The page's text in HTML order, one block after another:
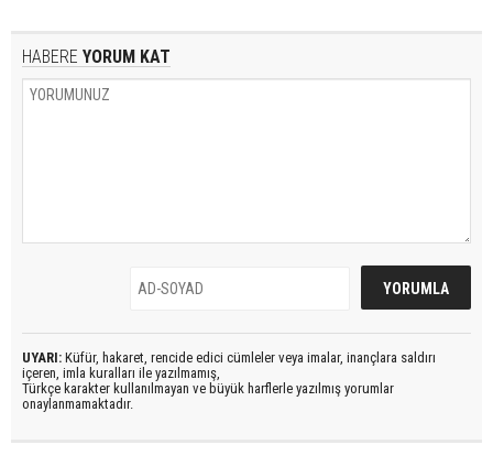
HABERE YORUM KAT
UYARI: Küfür, hakaret, rencide edici cümleler veya imalar, inançlara saldırı
içeren, imla kuralları ile yazılmamış,
Türkçe karakter kullanılmayan ve büyük harflerle yazılmış yorumlar
onaylanmamaktadır.